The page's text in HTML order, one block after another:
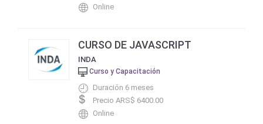
Online
CURSO DE JAVASCRIPT
INDA
Curso y Capacitación
Duración 6 meses
Precio ARS$ 6400.00
Online